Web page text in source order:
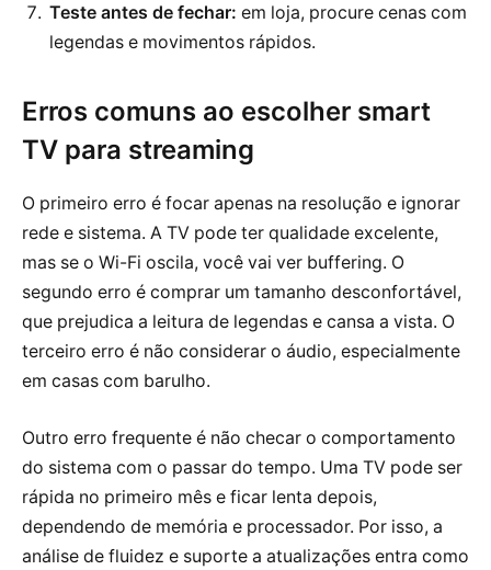
Teste antes de fechar: em loja, procure cenas com
legendas e movimentos rápidos.
Erros comuns ao escolher smart
TV para streaming
O primeiro erro é focar apenas na resolução e ignorar
rede e sistema. A TV pode ter qualidade excelente,
mas se o Wi-Fi oscila, você vai ver buffering. O
segundo erro é comprar um tamanho desconfortável,
que prejudica a leitura de legendas e cansa a vista. O
terceiro erro é não considerar o áudio, especialmente
em casas com barulho.
Outro erro frequente é não checar o comportamento
do sistema com o passar do tempo. Uma TV pode ser
rápida no primeiro mês e ficar lenta depois,
dependendo de memória e processador. Por isso, a
análise de fluidez e suporte a atualizações entra como